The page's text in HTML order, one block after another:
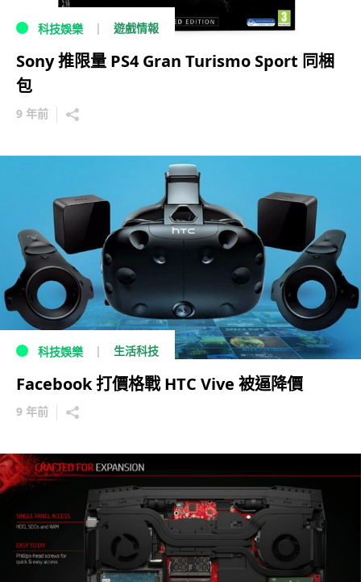
科技娛樂 遊戲情報
Sony 推限量 PS4 Gran Turismo Sport 同梱
包
9 年前
科技娛樂 生活科技
Facebook 打價格戰 HTC Vive 被逼降價
9 年前